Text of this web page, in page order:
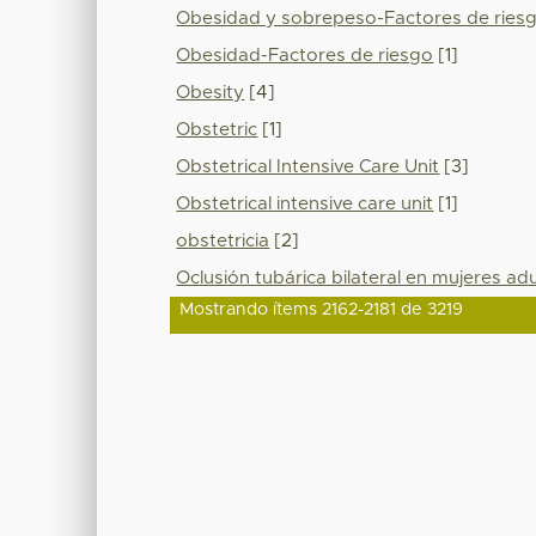
Obesidad y sobrepeso-Factores de
Obesidad-Factores de riesgo [1]
Obesity [4]
Obstetric [1]
Obstetrical Intensive Care Unit [3]
Obstetrical intensive care unit [1]
obstetricia [2]
Oclusión tubárica bilateral en mujeres
Mostrando ítems 2162-2181 de 3219